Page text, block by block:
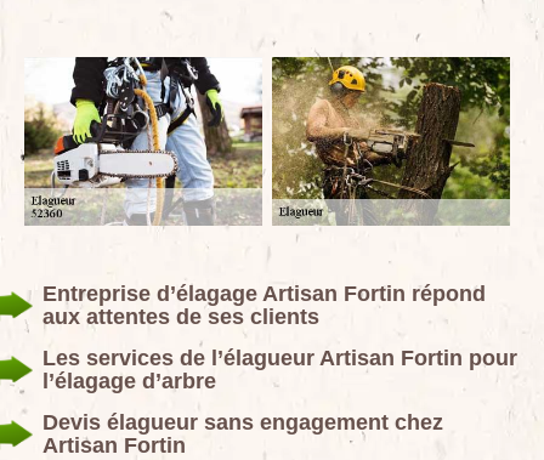
Entreprise d’élagage Artisan Fortin répond
aux attentes de ses clients
Les services de l’élagueur Artisan Fortin pour
l’élagage d’arbre
Devis élagueur sans engagement chez
Artisan Fortin